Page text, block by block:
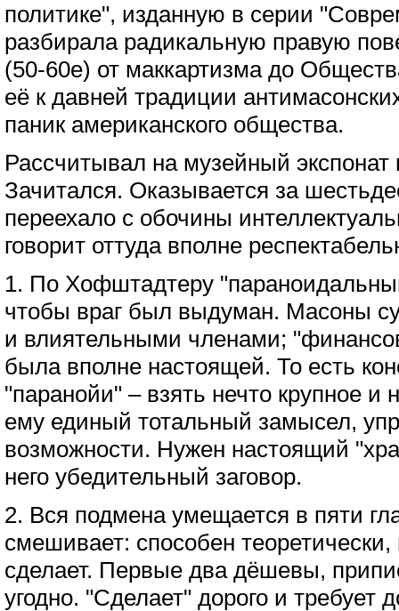
политике", изданную в серии
разбирала радикальную правую
(50-60е) от маккартизма до
её к давней традиции
паник американского общества.
Рассчитывал на музейный
Зачитался. Оказывается за
переехало с обочины
говорит оттуда вполне
1. По Хофштадтеру
чтобы враг был выдуман. Масоны
и влиятельными членами;
была вполне настоящей. То есть
"паранойи" – взять нечто крупное и
ему единый тотальный замысел,
возможности. Нужен настоящий
него убедительный заговор.
2. Вся подмена умещается в пяти
смешивает: способен теоретически,
сделает. Первые два дёшевы,
угодно. "Сделает" дорого и требует